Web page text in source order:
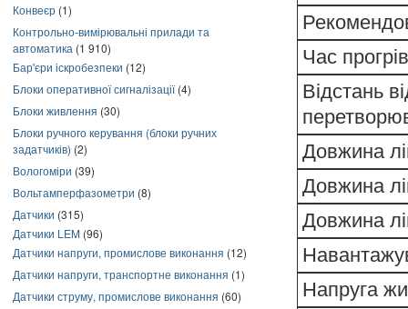
Конвеєр (1)
Контрольно-вимірювальні прилади та
автоматика (1 910)
Бар'єри іскробезпеки (12)
Блоки оперативної сигналізації(4)
Блоки живлення (30)
Блоки ручного керування (блоки ручних
задатчиків) (2)
Вологоміри (39)
Вольтамперфазометри (8)
Датчики (315)
Датчики LEM (96)
Датчики напруги, промислове виконання (12)
Датчики напруги, транспортне виконання (1)
Датчики струму, промислове виконання (60)
Час
Відстань
Довжина
Довжина
Довжина
Напруга